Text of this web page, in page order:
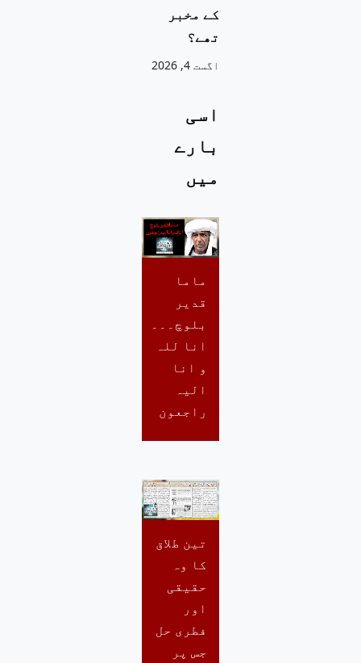
کے مخبر
تھے؟
اگست 4, 2026
اسی
بارے
میں
ماما
قدیر
بلوچ۔۔۔
انا للہ
و انا
الیہ
راجعون
تین طلاق
کا وہ
حقیقی
اور
فطری حل
جس پر